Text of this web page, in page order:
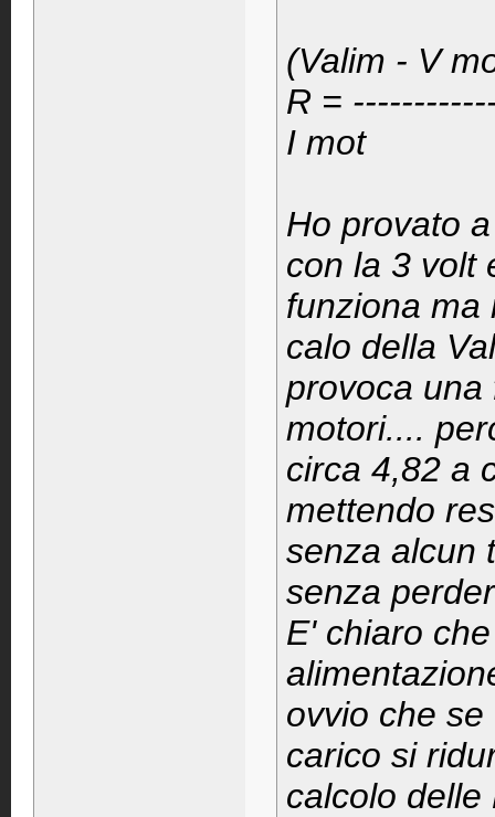
(Valim - V
R =
I mot
Ho provato
con la 3 volt
funziona ma
calo della
provoca una
motori....
circa 4,82 a
mettendo
senza alcun
senza
E' chiaro
ovvio che
carico si
calcolo delle